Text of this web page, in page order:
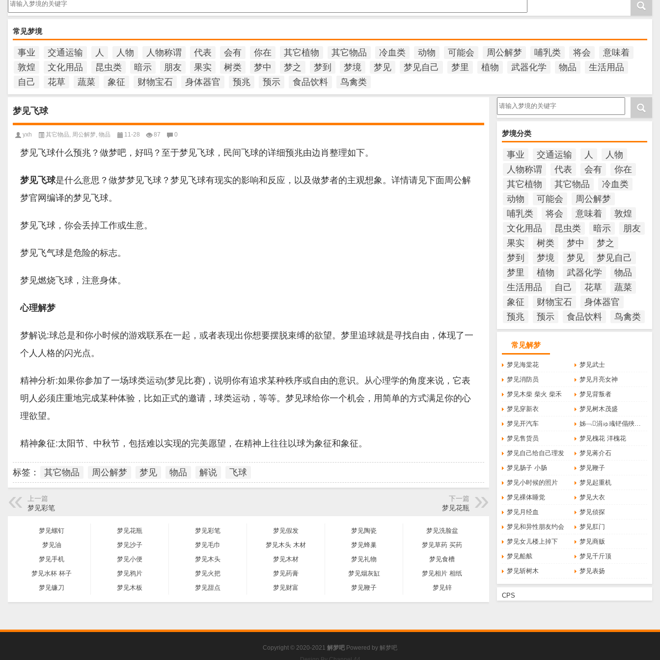
常见梦境
事业 交通运输 人 人物 人物称谓 代表 会有 你在 其它植物 其它物品 冷血类 动物 可能会 周公解梦 哺乳类 将会
意味着
敦煌
文化用品 昆虫类 暗示 朋友 果实 树类 梦中 梦之 梦到 梦境 梦见 梦见自己 梦里 植物 武器化学 物品
生活用品
自己
花草 蔬菜 象征 财物宝石 身体器官 预兆 预示 食品饮料 鸟禽类
梦境分类
事业 交通运输 人
人物
人物称谓
代表 会有
你在
其它植物
其它物品
冷血类
动物
可能会
周公解梦
哺乳类
将会 意味着
敦煌
文化用品
昆虫类 暗示
朋友
果实
树类 梦中
梦之
梦到
梦境 梦见
梦见自己
梦里
植物 武器化学
物品
生活用品
自己 花草
蔬菜
象征
财物宝石
身体器官
预兆
预示 食品饮料 鸟禽类
常见解梦
梦见海棠花
梦见武士
梦见消防员
梦见月亮女神
梦见木柴 柴火 柴禾
梦见背叛者
梦见穿新衣
梦见树木茂盛
梦见开汽车
姊﹁涓ゅ彧铓傝殎鎵撴灦
梦见售货员
梦见槐花 洋槐花
梦见自己给自己理发
梦见蒋介石
梦见肠子 小肠
梦见鞭子
梦见小时候的照片
梦见起重机
梦见裸体睡觉
梦见大衣
梦见月经血
梦见侦探
梦见和异性朋友约会
梦见肛门
梦见女儿楼上掉下
梦见商贩
梦见船舷
梦见千斤顶
梦见斩树木
梦见表扬
CPS
梦见飞球
yxh 其它物品, 周公解梦, 物品 11-28 87 0
梦见飞球什么预兆？做梦吧，好吗？至于梦见飞球，民间飞球的详细预兆由边肖整理如下。
梦见飞球是什么意思？做梦梦见飞球？梦见飞球有现实的影响和反应，以及做梦者的主观想象。详情请见下面周公解
梦官网编译的梦见飞球。
梦见飞球，你会丢掉工作或生意。
梦见飞气球是危险的标志。
梦见燃烧飞球，注意身体。
心理解梦
梦解说:球总是和你小时候的游戏联系在一起，或者表现出你想要摆脱束缚的欲望。梦里追球就是寻找自由，体现了一
个人人格的闪光点。
精神分析:如果你参加了一场球类运动(梦见比赛)，说明你有追求某种秩序或自由的意识。从心理学的角度来说，它表
明人必须庄重地完成某种体验，比如正式的邀请，球类运动，等等。梦见球给你一个机会，用简单的方式满足你的心
理欲望。
精神象征:太阳节、中秋节，包括难以实现的完美愿望，在精神上往往以球为象征和象征。
标签： 其它物品 周公解梦 梦见 物品 解说 飞球
上一篇
梦见彩笔
下一篇
梦见花瓶
梦见螺钉 梦见花瓶 梦见彩笔 梦见假发 梦见陶瓷
梦见洗脸盆
梦见油
梦见沙子 梦见毛巾 梦见木头 木材 梦见蜂巢
梦见草药 买药
梦见手机
梦见小便 梦见木头 梦见木材 梦见礼物
梦见食槽
梦见水杯 杯子
梦见鸦片 梦见火把 梦见药膏 梦见烟灰缸
梦见相片 相纸
梦见镰刀
梦见木板 梦见甜点 梦见财富 梦见鞭子 梦见锌
Copyright © 2020-2021 解梦吧 Powered by 解梦吧